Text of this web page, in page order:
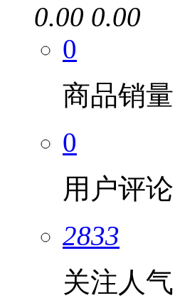
0.00 0.00
0
商品销量
0
用户评论
2833
关注人气